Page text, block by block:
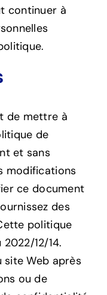
continuer à
de mettre à
de
et sans
modifications
ce document
des
politique
12/14.
Web après
ou de